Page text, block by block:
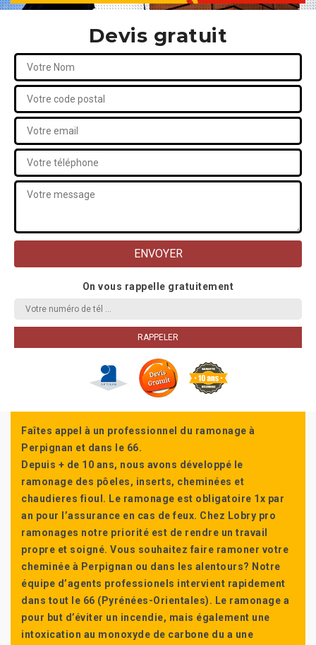
Devis gratuit
On vous rappelle gratuitement
Faîtes appel à un professionnel du ramonage à
Perpignan et dans le 66.
Depuis + de 10 ans, nous avons développé le
ramonage des pôeles, inserts, cheminées et
chaudieres fioul. Le ramonage est obligatoire 1x par
an pour l’assurance en cas de feux. Chez Lobry pro
ramonages notre priorité est de rendre un travail
propre et soigné. Vous souhaitez faire ramoner votre
cheminée à Perpignan ou dans les alentours? Notre
équipe d’agents professionels intervient rapidement
dans tout le 66 (Pyrénées-Orientales). Le ramonage a
pour but d’éviter un incendie, mais également une
intoxication au monoxyde de carbone du a une